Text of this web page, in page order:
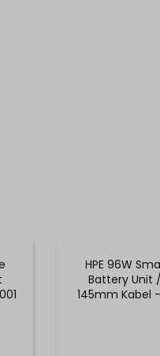
HPE 96W
Battery Unit
145mm Kabel -